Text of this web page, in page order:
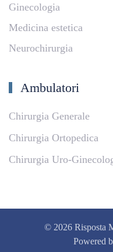
Ginecologia
Medicina estetica
Neurochirurgia
Ambulatori
Chirurgia Generale
Chirurgia Ortopedica
Chirurgia Uro-
© 2026Risposta
Powered